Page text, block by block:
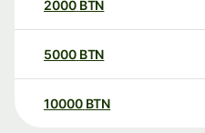
2000 BTN
5000 BTN
10000 BTN